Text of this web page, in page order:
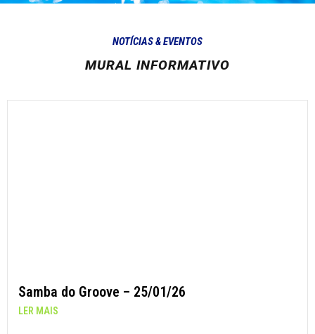
NOTÍCIAS & EVENTOS
MURAL INFORMATIVO
Samba do Groove – 25/01/26
LER MAIS